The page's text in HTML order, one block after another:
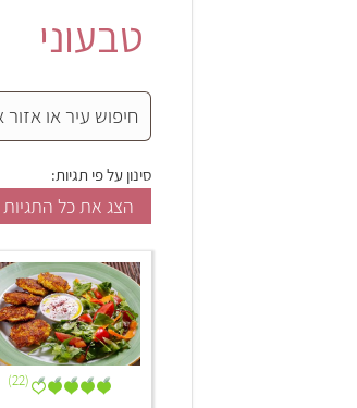
טבעוני
סינון על פי תגיות:
הצג את כל התגיות
(22)